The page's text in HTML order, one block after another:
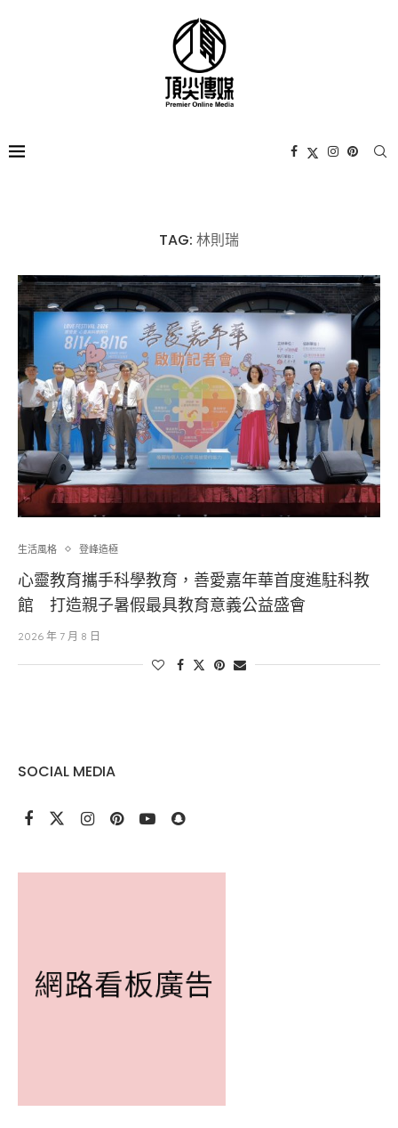
TAG: 林則瑞
生活風格 登峰造極
心靈教育攜手科學教育，善愛嘉年華首度進駐科教
館 打造親子暑假最具教育意義公益盛會
2026 年 7 月 8 日
SOCIAL MEDIA